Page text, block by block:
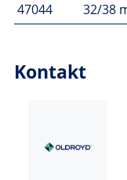
47044
32/38
Kontakt